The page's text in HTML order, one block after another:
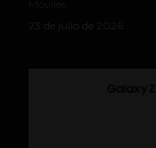
23 de julio de 2026